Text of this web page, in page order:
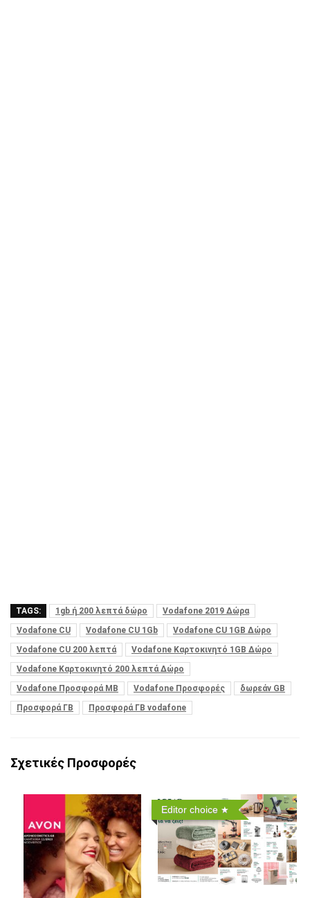
TAGS: 1gb ή 200 λεπτά δώρο
Vodafone 2019 Δώρα
Vodafone CU
Vodafone CU 1Gb
Vodafone CU 1GB Δώρο
Vodafone CU 200 λεπτά
Vodafone Καρτοκινητό 1GB Δώρο
Vodafone Καρτοκινητό 200 λεπτά Δώρο
Vodafone Προσφορά MB
Vodafone Προσφορές
δωρεάν GB
Προσφορά ΓΒ
Προσφορά ΓΒ vodafone
Σχετικές Προσφορές
Editor choice